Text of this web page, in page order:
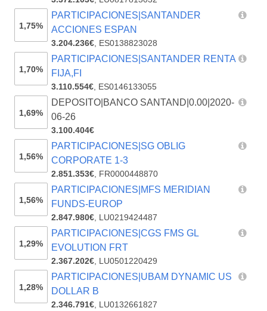
1,75%
PARTICIPACIONES|SANTANDER
ACCIONES ESPAN
3.204.236€, ES0138823028
1,70%
PARTICIPACIONES|SANTANDER RENTA
FIJA,FI
3.110.554€, ES0146133055
1,69%
DEPOSITO|BANCO SANTAND|0.00|2020-
06-26
3.100.404€
1,56%
PARTICIPACIONES|SG OBLIG
CORPORATE 1-3
2.851.353€, FR0000448870
1,56%
PARTICIPACIONES|MFS MERIDIAN
FUNDS-EUROP
2.847.980€, LU0219424487
1,29%
PARTICIPACIONES|CGS FMS GL
EVOLUTION FRT
2.367.202€, LU0501220429
1,28%
PARTICIPACIONES|UBAM DYNAMIC US
DOLLAR B
2.346.791€, LU0132661827